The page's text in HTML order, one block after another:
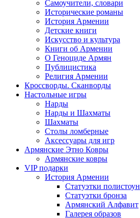
Самоучители, словари
Исторические романы
История Армении
Детские книги
Иcкусство и культура
Книги об Армении
О Геноциде Армян
Публицистика
Религия Армении
Кроссворды. Сканворды
Настольные игры
Нарды
Нарды и Шахматы
Шахматы
Столы ломберные
Аксессуары для игр
Армянские Этно Ковры
Армянские ковры
VIP подарки
История Армении
Статуэтки полистоун
Статуэтки бронза
Армянский Алфавит
Галерея образов